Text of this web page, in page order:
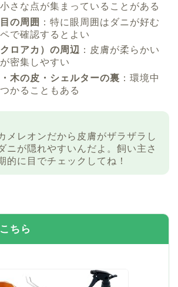
さな点が集まっていることがある
の周囲 ：特に眼周囲はダニが好む
で確認するとよい
ロアカ）の周辺 ：皮膚が柔らかい
密集しやすい
木の皮・シェルターの裏 ：環境中
かることもある
メレオンだから皮膚がザラザラし
ニが隠れやすいんだよ。飼い主さ
的に目でチェックしてね！
ちら